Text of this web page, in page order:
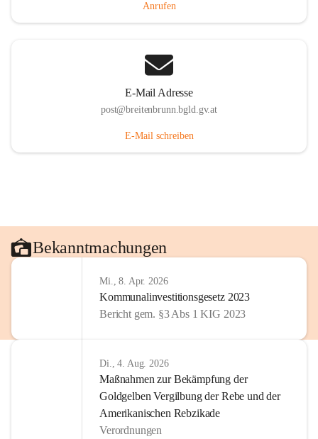
Anrufen
E-Mail Adresse
post@breitenbrunn.bgld.gv.at
E-Mail schreiben
Bekanntmachungen
Mi., 8. Apr. 2026
Kommunalinvestitionsgesetz 2023
Bericht gem. §3 Abs 1 KIG 2023
Di., 4. Aug. 2026
Maßnahmen zur Bekämpfung der
Goldgelben Vergilbung der Rebe und der
Amerikanischen Rebzikade
Verordnungen